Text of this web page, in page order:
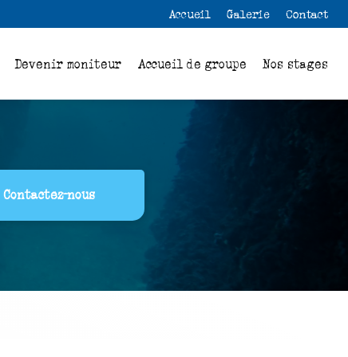
Accueil Galerie
Contact
Devenir moniteur Accueil de groupe Nos stages
Contactez-nous